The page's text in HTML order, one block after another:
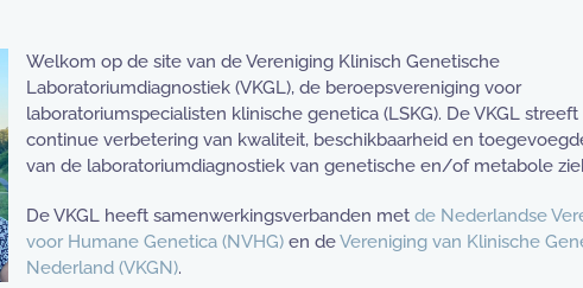
Welkom op de site van de Vereniging Klinisch Genetische
Laboratoriumdiagnostiek (VKGL), de beroepsvereniging voor
laboratoriumspecialisten klinische genetica (LSKG). De VKGL streeft
continue verbetering van kwaliteit, beschikbaarheid en
van de laboratoriumdiagnostiek van genetische en/of metabole
De VKGL heeft samenwerkingsverbanden met de Nederlandse
voor Humane Genetica (NVHG) en deVereniging van Klinische
Nederland (VKGN).